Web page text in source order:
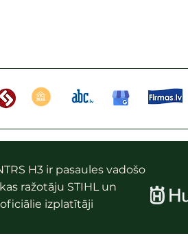
H3 ir pasaules vadošo
ražotāju STIHL un
izplatītāji